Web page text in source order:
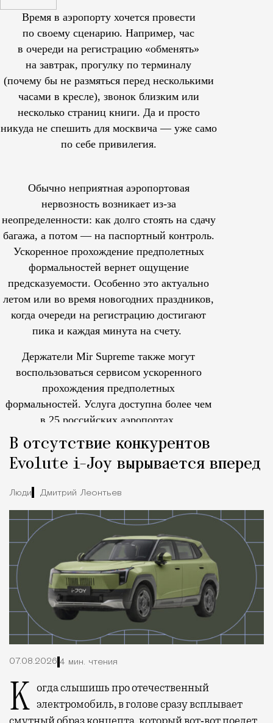
Время в аэропорту хочется провести
по своему сценарию. Например, час
в очереди на регистрацию «обменять»
на завтрак, прогулку по терминалу
(почему бы не размяться перед несколькими
часами в кресле), звонок близким или
несколько страниц книги. Да и просто
никуда не спешить для москвича — уже само
по себе привилегия.
Обычно неприятная аэропортовая
нервозность возникает из-за
неопределенности: как долго стоять на сдачу
багажа, а потом — на паспортный контроль.
Ускоренное прохождение предполетных
формальностей вернет ощущение
предсказуемости. Особенно это актуально
летом или во время новогодних праздников,
когда очереди на регистрацию достигают
пика и каждая минута на счету.
Держатели Mir Supreme также могут
воспользоваться сервисом ускоренного
прохождения предполетных
формальностей. Услуга доступна более чем
в 25 российских аэропортах.
В отсутствие конкурентов
Evolute i-Joy вырывается вперед
Люди Дмитрий Леонтьев
07.08.2026 4 мин. чтения
Когда слышишь про отечественный электромобиль, в голове сразу всплывает
смутный образ концепта, который вот‑вот поедет,